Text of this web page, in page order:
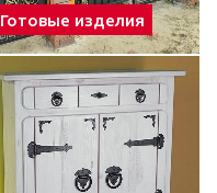
Готовые изделия